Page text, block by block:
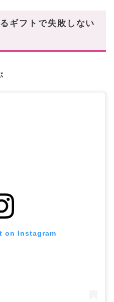
スカーフ
ク Mantis
ギフトで失敗しない
on Instagram